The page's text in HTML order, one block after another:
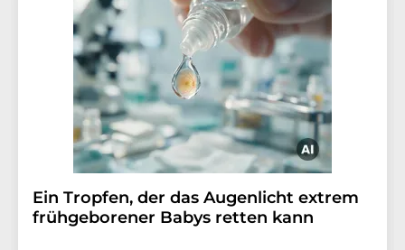
Ein Tropfen, der das Augenlicht extrem
frühgeborener Babys retten kann